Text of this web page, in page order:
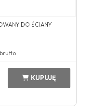
DO ŚCIANY
brutto
KUPUJĘ